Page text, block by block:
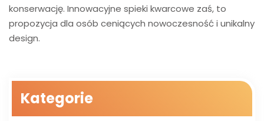
konserwację. Innowacyjne spieki kwarcowe zaś, to
propozycja dla osób ceniących nowoczesność i unikalny
design.
Kategorie